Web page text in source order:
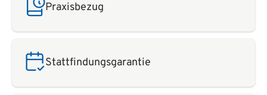
Praxisbezug
Stattfindungsgarantie